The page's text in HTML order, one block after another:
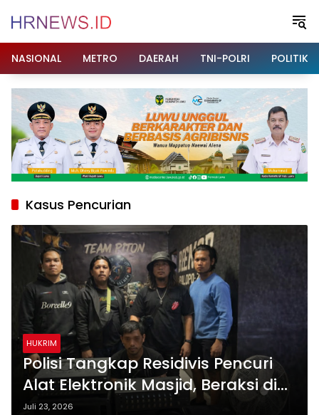
NASIONAL
METRO DAERAH TNI-POLRI POLITIK
Kasus Pencurian
HUKRIM
Polisi Tangkap Residivis Pencuri
Alat Elektronik Masjid, Beraksi di
Palopo hingga Luwu
Juli 23, 2026